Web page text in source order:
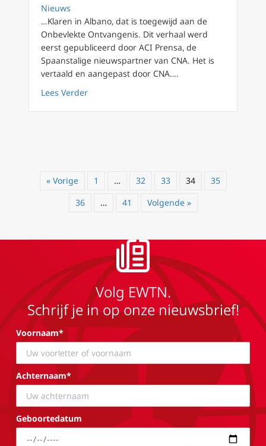
Nieuws
…Klaren in Albano, dat is toegewijd aan de
Onbevlekte Ontvangenis. Dit verhaal werd
eerst gepubliceerd door ACI Prensa, de
Spaanstalige nieuwspartner van CNA. Het is
vertaald en aangepast door CNA….
Lees Verderabout Paus Leo XIV: Gods liefde is zo groot
« Vorige 1 … 32 33 34
35
36
… 41 Volgende »
Volg EWTN.
Schrijf je in op onze nieuwsbrief!
Voornaam*
Achternaam*
Geboortedatum